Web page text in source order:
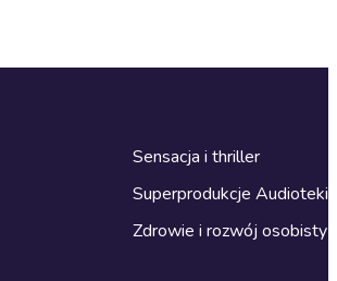
Sensacja i thriller
Superprodukcje Audioteki
Zdrowie i rozwój osobisty